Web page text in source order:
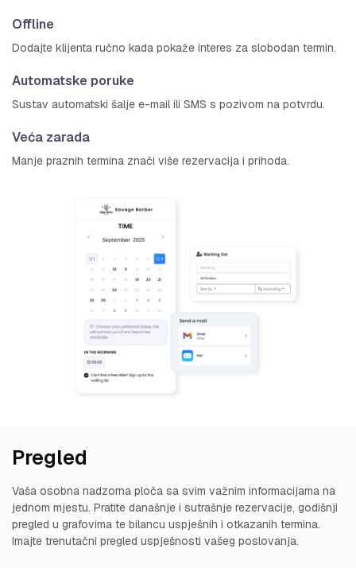
Offline
Dodajte klijenta ručno kada pokaže interes za slobodan termin.
Automatske poruke
Sustav automatski šalje e-mail ili SMS s pozivom na potvrdu.
Veća zarada
Manje praznih termina znači više rezervacija i prihoda.
Pregled
Vaša osobna nadzorna ploča sa svim važnim informacijama na
jednom mjestu. Pratite današnje i sutrašnje rezervacije, godišnji
pregled u grafovima te bilancu uspješnih i otkazanih termina.
Imajte trenutačni pregled uspješnosti vašeg poslovanja.